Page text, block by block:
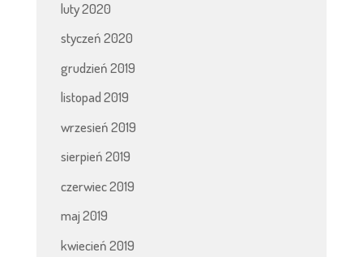
luty 2020
styczeń 2020
grudzień 2019
listopad 2019
wrzesień 2019
sierpień 2019
czerwiec 2019
maj 2019
kwiecień 2019